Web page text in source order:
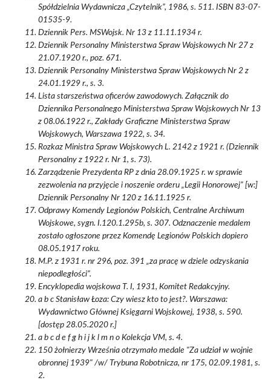
Spółdzielnia Wydawnicza „Czytelnik”, 1986, s. 511. ISBN 83-07-
01535-9.
Dziennik Pers. MSWojsk. Nr 13 z 11.11.1934 r.
Dziennik Personalny Ministerstwa Spraw Wojskowych Nr 27 z
21.07.1920 r., poz. 671.
Dziennik Personalny Ministerstwa Spraw Wojskowych Nr 2 z
24.01.1929 r., s. 3.
Lista starszeństwa oficerów zawodowych. Załącznik do
Dziennika Personalnego Ministerstwa Spraw Wojskowych Nr 13
z 08.06.1922 r., Zakłady Graficzne Ministerstwa Spraw
Wojskowych, Warszawa 1922, s. 34.
Rozkaz Ministra Spraw Wojskowych L. 2142 z 1921 r. (Dziennik
Personalny z 1922 r. Nr 1, s. 73).
Zarządzenie Prezydenta RP z dnia 28.09.1925 r. w sprawie
zezwolenia na przyjęcie i noszenie orderu „Legii Honorowej” [w:]
Dziennik Personalny Nr 120 z 16.11.1925 r.
Odprawy Komendy Legionów Polskich, Centralne Archiwum
Wojskowe, sygn. I.120.1.295b, s. 307. Odznaczenie medalem
zostało ogłoszone przez Komendę Legionów Polskich dopiero
08.05.1917 roku.
M.P. z 1931 r. nr 296, poz. 391 „za pracę w dziele odzyskania
niepodległości”.
Encyklopedia wojskowa T. I, 1931, Komitet Redakcyjny.
a b c Stanisław Łoza: Czy wiesz kto to jest?. Warszawa:
Wydawnictwo Głównej Księgarni Wojskowej, 1938, s. 590.
[dostęp 28.05.2020 r.]
a b c d e f g h i j k l m n o Kolekcja VM, s. 4.
150 żołnierzy Września otrzymało medale "Za udział w wojnie
obronnej 1939" /w/ Trybuna Robotnicza, nr 175, 02.09.1981, s.
2.